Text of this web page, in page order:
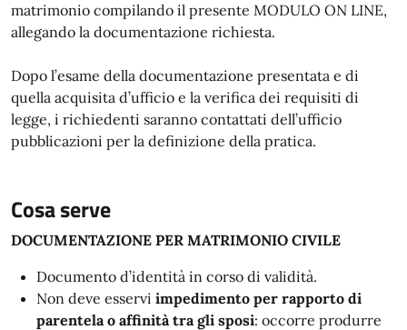
matrimonio compilando il presente MODULO ON LINE,
allegando la documentazione richiesta.
Dopo l’esame della documentazione presentata e di
quella acquisita d’ufficio e la verifica dei requisiti di
legge, i richiedenti saranno contattati dell’ufficio
pubblicazioni per la definizione della pratica.
Cosa serve
DOCUMENTAZIONE PER MATRIMONIO CIVILE
Documento d’identità in corso di validità.
Non deve esservi impedimento per rapporto di
parentela o affinità tra gli sposi: occorre produrre